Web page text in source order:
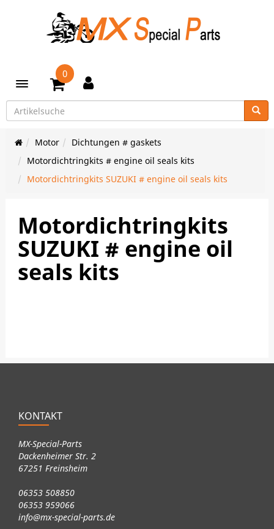
Toggle navigation
0
Motor
Dichtungen # gaskets
Motordichtringkits # engine oil seals kits
Motordichtringkits SUZUKI # engine oil seals kits
Motordichtringkits
SUZUKI # engine oil
seals kits
KONTAKT
MX-Special-Parts
Dackenheimer Str. 2
67251 Freinsheim
06353 508850
06353 959066
info@mx-special-parts.de